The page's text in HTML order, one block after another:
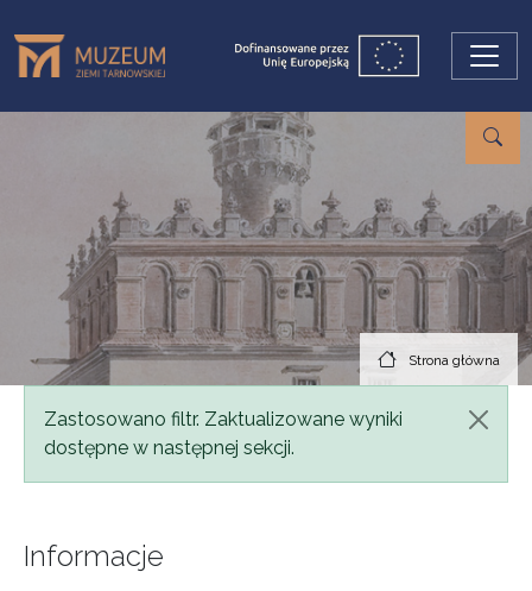
Strona główna
Komunikat
Zastosowano filtr. Zaktualizowane wyniki
dostępne w następnej sekcji.
Informacje